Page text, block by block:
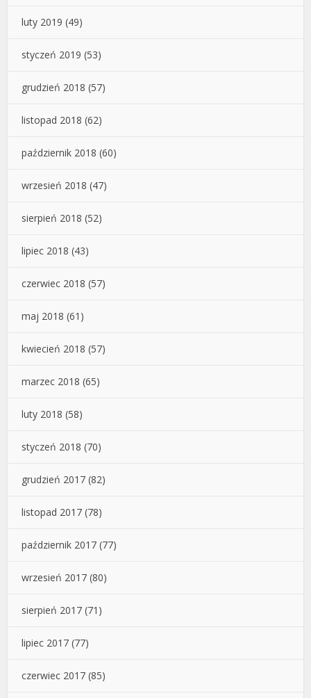
luty 2019 (49)
styczeń 2019 (53)
grudzień 2018 (57)
listopad 2018 (62)
październik 2018 (60)
wrzesień 2018 (47)
sierpień 2018 (52)
lipiec 2018 (43)
czerwiec 2018 (57)
maj 2018 (61)
kwiecień 2018 (57)
marzec 2018 (65)
luty 2018 (58)
styczeń 2018 (70)
grudzień 2017 (82)
listopad 2017 (78)
październik 2017 (77)
wrzesień 2017 (80)
sierpień 2017 (71)
lipiec 2017 (77)
czerwiec 2017 (85)